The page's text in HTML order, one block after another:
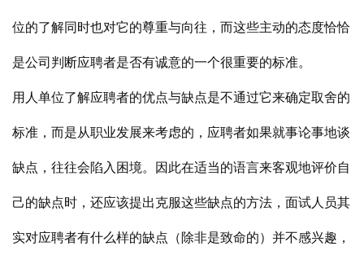
位的了解同时也对它的尊重与向往，而这些主动的态度恰恰
是公司判断应聘者是否有诚意的一个很重要的标准。
用人单位了解应聘者的优点与缺点是不通过它来确定取舍的
标准，而是从职业发展来考虑的，应聘者如果就事论事地谈
缺点，往往会陷入困境。因此在适当的语言来客观地评价自
己的缺点时，还应该提出克服这些缺点的方法，面试人员其
实对应聘者有什么样的缺点（除非是致命的）并不感兴趣，